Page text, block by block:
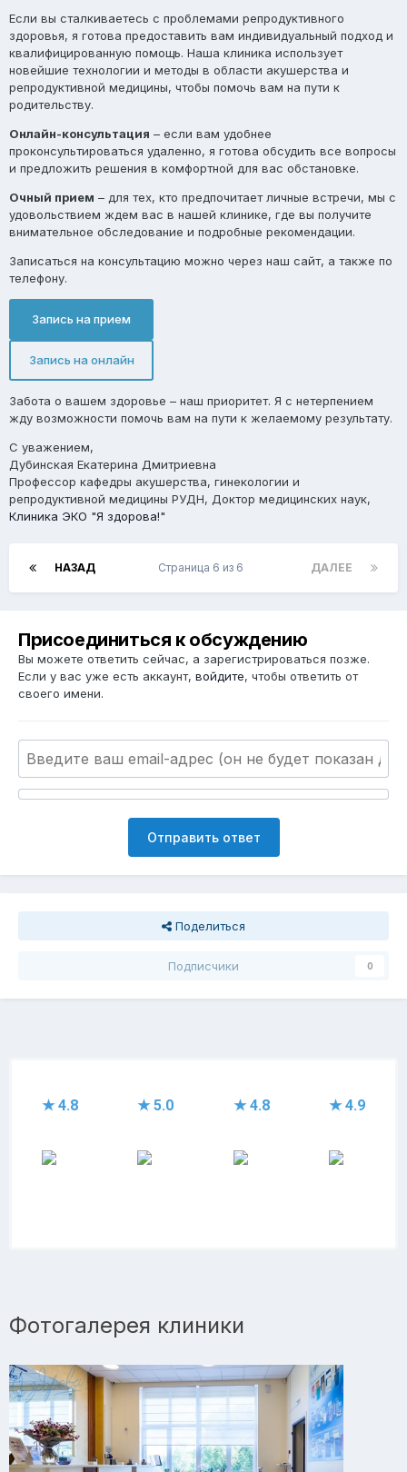
Если вы сталкиваетесь с проблемами репродуктивного
здоровья, я готова предоставить вам индивидуальный подход и
квалифицированную помощь. Наша клиника использует
новейшие технологии и методы в области акушерства и
репродуктивной медицины, чтобы помочь вам на пути к
родительству.
Онлайн-консультация – если вам удобнее
проконсультироваться удаленно, я готова обсудить все вопросы
и предложить решения в комфортной для вас обстановке.
Очный прием – для тех, кто предпочитает личные встречи, мы с
удовольствием ждем вас в нашей клинике, где вы получите
внимательное обследование и подробные рекомендации.
Записаться на консультацию можно через наш сайт, а также по
телефону.
Запись на прием
Запись на онлайн
Забота о вашем здоровье – наш приоритет. Я с нетерпением
жду возможности помочь вам на пути к желаемому результату.
С уважением,
Дубинская Екатерина Дмитриевна
Профессор кафедры акушерства, гинекологии и
репродуктивной медицины РУДН, Доктор медицинских наук,
Клиника ЭКО "Я здорова!"
НАЗАД ДАЛЕЕ
Страница 6 из 6
Присоединиться к обсуждению
Вы можете ответить сейчас, а зарегистрироваться позже.
Если у вас уже есть аккаунт, войдите, чтобы ответить от
своего имени.
Отправить ответ
Поделиться
Подписчики 0
★ 4.8 ★ 5.0 ★ 4.8 ★ 4.9
Фотогалерея клиники